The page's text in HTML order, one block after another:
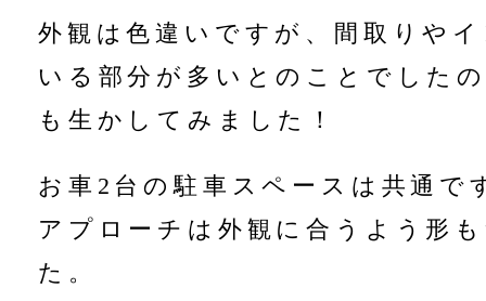
外観は色違いですが、間取りや
いる部分が多いとのことでした
も生かしてみました！
お車2台の駐車スペースは共通で
アプローチは外観に合うよう形
た。